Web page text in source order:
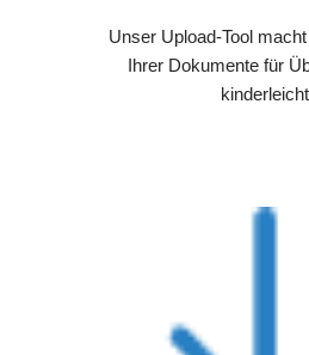
Unser Upload-Tool
Ihrer Dokumente für